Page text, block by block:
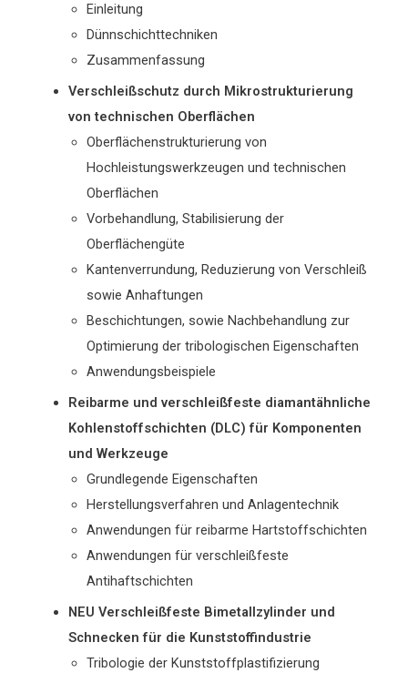
Einleitung
Dünnschichttechniken
Zusammenfassung
Verschleißschutz durch Mikrostrukturierung
von technischen Oberflächen
Oberflächenstrukturierung von
Hochleistungswerkzeugen und technischen
Oberflächen
Vorbehandlung, Stabilisierung der
Oberflächengüte
Kantenverrundung, Reduzierung von Verschleiß
sowie Anhaftungen
Beschichtungen, sowie Nachbehandlung zur
Optimierung der tribologischen Eigenschaften
Anwendungsbeispiele
Reibarme und verschleißfeste diamantähnliche
Kohlenstoffschichten (DLC) für Komponenten
und Werkzeuge
Grundlegende Eigenschaften
Herstellungsverfahren und Anlagentechnik
Anwendungen für reibarme Hartstoffschichten
Anwendungen für verschleißfeste
Antihaftschichten
NEU Verschleißfeste Bimetallzylinder und
Schnecken für die Kunststoffindustrie
Tribologie der Kunststoffplastifizierung